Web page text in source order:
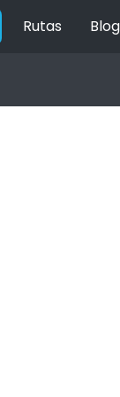
Rutas Blog